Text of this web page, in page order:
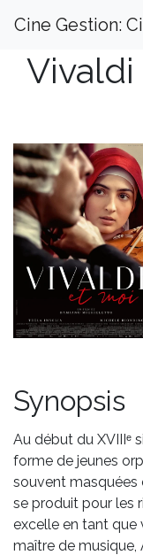
Cine Gestion:
Vivaldi
Synopsis
Au début du XVIIIᵉ
forme de jeunes
souvent masquées
se produit pour les
excelle en tant que
maître de musique,